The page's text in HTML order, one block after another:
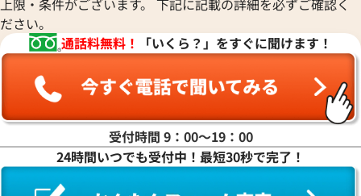
上限・条件がございます。 下記に記載の詳細を必ずご確認く
ださい。
通話料無料！
「いくら？」をすぐに聞けます！
受付時間 9：00〜19：00
24時間いつでも受付中！最短30秒で完了！